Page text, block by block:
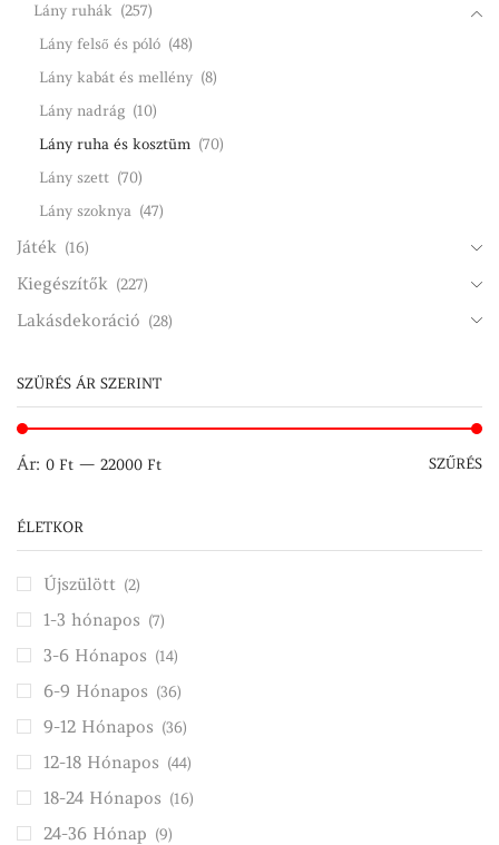
Lány ruhák (257)
Lány felső és póló (48)
Lány kabát és mellény (8)
Lány nadrág (10)
Lány ruha és kosztüm (70)
Lány szett (70)
Lány szoknya (47)
Játék (16)
Kiegészítők (227)
Lakásdekoráció (28)
SZÜRÉS ÁR SZERINT
SZŰRÉS
Ár: 0 Ft — 22000 Ft
ÉLETKOR
Újszülött (2)
1-3 hónapos (7)
3-6 Hónapos (14)
6-9 Hónapos (36)
9-12 Hónapos (36)
12-18 Hónapos (44)
18-24 Hónapos (16)
24-36 Hónap (9)